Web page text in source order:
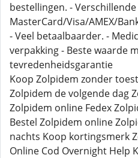
bestellingen. -
MasterCard/Visa/AMEX/
- Veel betaalbaarder. -
verpakking - Beste waarde
tevredenheidsgarantie
Koop Zolpidem zonder
Zolpidem de volgende dag
Zolpidem online Fedex
Bestel Zolpidem online
nachts Koop kortingsmerk
Online Cod Overnight Help